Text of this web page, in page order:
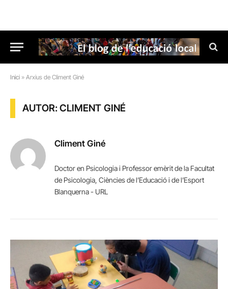
Inici » Arxius de Climent Giné
AUTOR: CLIMENT GINÉ
Climent Giné
Doctor en Psicologia i Professor emèrit de la Facultat
de Psicologia, Ciències de l’Educació i de l’Esport
Blanquerna - URL